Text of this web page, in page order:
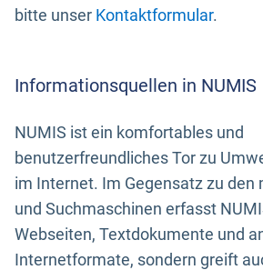
bitte unser Kontaktformular.
Informationsquellen in NUMIS
NUMIS ist ein komfortables und
benutzerfreundliches Tor zu
im Internet. Im Gegensatz zu den
und Suchmaschinen erfasst
Webseiten, Textdokumente und
Internetformate, sondern greift